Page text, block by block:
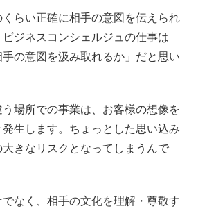
らい正確に相手の意図を伝えられ
ジネスコンシェルジュの仕事は
手の意図を汲み取れるか」だと思い
場所での事業は、お客様の想像を
生します。ちょっとした思い込み
きなリスクとなってしまうんで
なく、相手の文化を理解・尊敬す